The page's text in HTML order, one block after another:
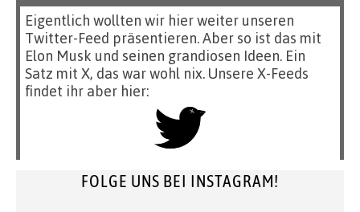
Eigentlich wollten wir hier weiter unseren
Twitter-Feed präsentieren. Aber so ist das mit
Elon Musk und seinen grandiosen Ideen. Ein
Satz mit X, das war wohl nix. Unsere X-Feeds
findet ihr aber hier:
FOLGE UNS BEI INSTAGRAM!